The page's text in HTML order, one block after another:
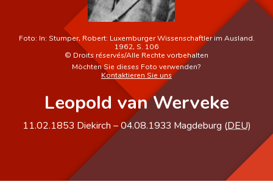
Erweiterte Suche
Häufige Fragen und Antworten
Forschungsgruppe
Kontakt
Foto: In: Stumper, Robert: Luxemburger Wissenschaftler im Ausland.
1962, S. 106
© Droits réservés/Alle Rechte vorbehalten
Möchten Sie dieses Foto verwenden?
Kontaktieren Sie uns
Leopold van Werveke
11.02.1853 Diekirch –04.08.1933 Magdeburg (DEU)